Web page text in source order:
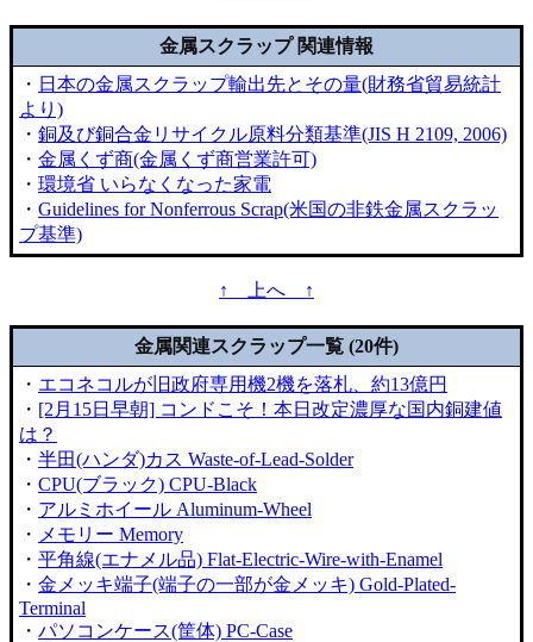
金属スクラップ 関連情報
・ 日本の金属スクラップ輸出先とその量(財務省貿易統計
より)
・ 銅及び銅合金リサイクル原料分類基準(JIS H 2109, 2006)
・ 金属くず商(金属くず商営業許可)
・ 環境省 いらなくなった家電
・ Guidelines for Nonferrous Scrap(米国の非鉄金属スクラッ
プ基準)
↑ 上へ ↑
金属関連スクラップ一覧 (20件)
・ エコネコルが旧政府専用機2機を落札、約13億円
・ [2月15日早朝] コンドこそ！本日改定濃厚な国内銅建値
は？
・ 半田(ハンダ)カス Waste-of-Lead-Solder
・ CPU(ブラック) CPU-Black
・ アルミホイール Aluminum-Wheel
・ メモリー Memory
・ 平角線(エナメル品) Flat-Electric-Wire-with-Enamel
・ 金メッキ端子(端子の一部が金メッキ) Gold-Plated-
Terminal
・ パソコンケース(筐体) PC-Case